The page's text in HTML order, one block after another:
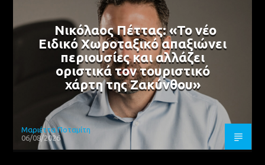
Νικόλαος Πέττας: «Το νέο
Ειδικό Χωροταξικό απαξιώνει
περιουσίες και αλλάζει
οριστικά τον τουριστικό
χάρτη της Ζακύνθου»
Μαριέττα Ποταμίτη
06/08/2026